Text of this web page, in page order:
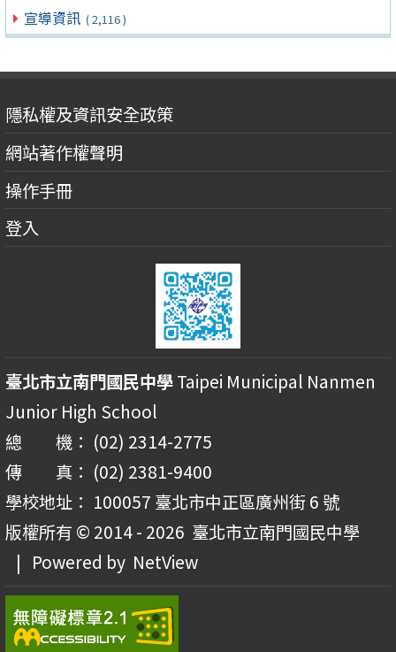
宣導資訊 ( 2,116 )
隱私權及資訊安全政策
網站著作權聲明
操作手冊
登入
臺北市立南門國民中學Taipei Municipal Nanmen
Junior High School
總 機： (02) 2314-2775
傳 真： (02) 2381-9400
學校地址： 100057 臺北市中正區廣州街 6 號
版權所有 © 2014 - 2026 臺北市立南門國民中學
| Powered by NetView